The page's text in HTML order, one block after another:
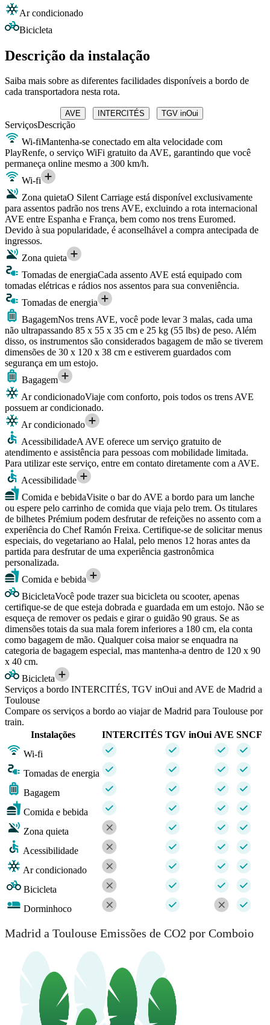
Ar condicionado
Bicicleta
Descrição da instalação
Saiba mais sobre as diferentes facilidades disponíveis a bordo de
cada transportadora nesta rota.
AVE INTERCITÉS TGV inOui
ServiçosDescrição
Wi-fiMantenha-se conectado em alta velocidade com
PlayRenfe, o serviço WiFi gratuito da AVE, garantindo que você
permaneça online mesmo a 300 km/h.
Wi-fi
Zona quietaO Silent Carriage está disponível exclusivamente
para assentos padrão nos trens AVE, excluindo a rota internacional
AVE entre Espanha e França, bem como nos trens Euromed.
Devido à sua popularidade, é aconselhável a compra antecipada de
ingressos.
Zona quieta
Tomadas de energiaCada assento AVE está equipado com
tomadas elétricas e rádios nos assentos para sua conveniência.
Tomadas de energia
BagagemNos trens AVE, você pode levar 3 malas, cada uma
não ultrapassando 85 x 55 x 35 cm e 25 kg (55 lbs) de peso. Além
disso, os instrumentos são considerados bagagem de mão se tiverem
dimensões de 30 x 120 x 38 cm e estiverem guardados com
segurança em um estojo.
Bagagem
Ar condicionadoViaje com conforto, pois todos os trens AVE
possuem ar condicionado.
Ar condicionado
AcessibilidadeA AVE oferece um serviço gratuito de
atendimento e assistência para pessoas com mobilidade limitada.
Para utilizar este serviço, entre em contato diretamente com a AVE.
Acessibilidade
Comida e bebidaVisite o bar do AVE a bordo para um lanche
ou espere pelo carrinho de comida que viaja pelo trem. Os titulares
de bilhetes Prémium podem desfrutar de refeições no assento com a
experiência do Chef Ramón Freixa. Certifique-se de solicitar menus
especiais, do vegetariano ao Halal, pelo menos 12 horas antes da
partida para desfrutar de uma experiência gastronômica
personalizada.
Comida e bebida
BicicletaVocê pode trazer sua bicicleta ou scooter, apenas
certifique-se de que esteja dobrada e guardada em um estojo. Não se
esqueça de remover os pedais e girar o guidão 90 graus. Se as
dimensões totais da sua mala forem inferiores a 180 cm, ela conta
como bagagem de mão. Qualquer coisa maior se enquadra na
categoria de bagagem especial, mas mantenha-a dentro de 120 x 90
x 40 cm.
Bicicleta
Serviços a bordo INTERCITÉS, TGV inOui and AVE de Madrid a
Toulouse
Compare os serviços a bordo ao viajar de Madrid para Toulouse por
train.
Instalações
INTERCITÉS TGV inOui AVE SNCF
Wi-fi
Tomadas de energia
Bagagem
Comida e bebida
Zona quieta
Acessibilidade
Ar condicionado
Bicicleta
Dorminhoco
Madrid a Toulouse Emissões de CO2 por Comboio